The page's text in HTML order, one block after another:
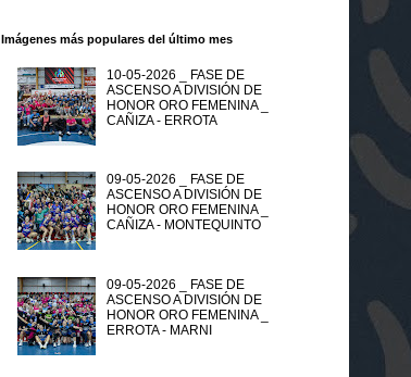
Imágenes más populares del último mes
10-05-2026 _ FASE DE
ASCENSO A DIVISIÓN DE
HONOR ORO FEMENINA _
CAÑIZA - ERROTA
09-05-2026 _ FASE DE
ASCENSO A DIVISIÓN DE
HONOR ORO FEMENINA _
CAÑIZA - MONTEQUINTO
09-05-2026 _ FASE DE
ASCENSO A DIVISIÓN DE
HONOR ORO FEMENINA _
ERROTA - MARNI